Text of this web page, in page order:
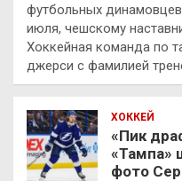
футбольных
июля, чешскому
Хоккейная команда по
джерси с фамилией
ХОККЕЙ
«Пик
«Тампа»
фото